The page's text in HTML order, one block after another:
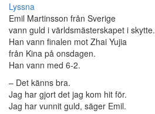
Lyssna
Emil Martinsson från Sverige
vann guld i världsmästerskapet i skytte.
Han vann finalen mot Zhai Yujia
från Kina på onsdagen.
Han vann med 6-2.
– Det känns bra.
Jag har gjort det jag kom hit för.
Jag har vunnit guld, säger Emil.